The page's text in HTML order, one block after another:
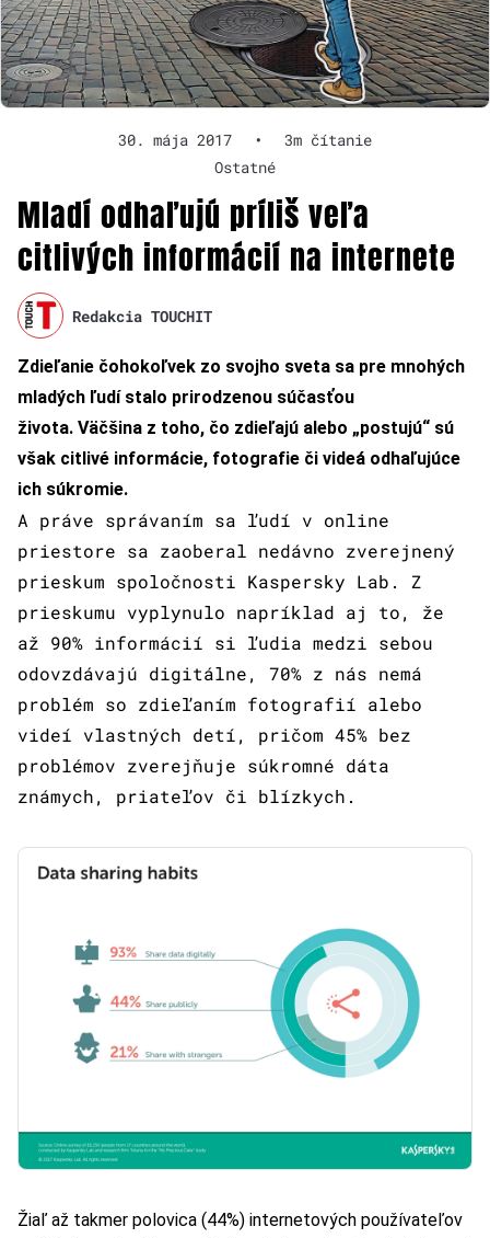
30. mája 2017 •
3m čítanie
Ostatné
Mladí odhaľujú príliš veľa
citlivých informácií na internete
Redakcia TOUCHIT
Zdieľanie čohokoľvek zo svojho sveta sa pre mnohých
mladých ľudí stalo prirodzenou súčasťou
života. Väčšina z toho, čo zdieľajú alebo „postujú“ sú
však citlivé informácie, fotografie či videá odhaľujúce
ich súkromie.
A práve správaním sa ľudí v online
priestore sa zaoberal nedávno zverejnený
prieskum spoločnosti Kaspersky Lab. Z
prieskumu vyplynulo napríklad aj to, že
až 90% informácií si ľudia medzi sebou
odovzdávajú digitálne, 70% z nás nemá
problém so zdieľaním fotografií alebo
videí vlastných detí, pričom 45% bez
problémov zverejňuje súkromné dáta
známych, priateľov či blízkych.
Žiaľ až takmer polovica (44%) internetových používateľov